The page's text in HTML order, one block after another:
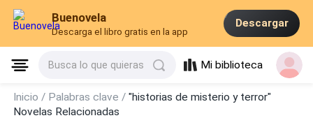
Buenovela
Descarga el libro gratis en la app
Descargar
Busca lo que quieras Mi biblioteca
Inicio / Palabras clave /"historias de misterio y terror"
Novelas Relacionadas